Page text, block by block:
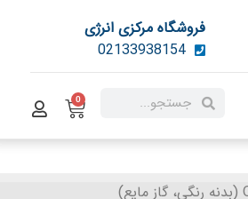
فروشگاه مرکزی انرژی
02133938154
0